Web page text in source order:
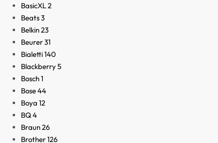
BasicXL2
Beats3
Belkin23
Beurer31
Bialetti140
Blackberry5
Bosch1
Bose44
Boya 12
BQ4
Braun26
Brother126